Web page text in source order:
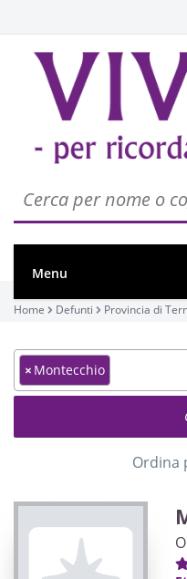
Menu
Home Defunti Provincia di
× Montecchio
Ordina